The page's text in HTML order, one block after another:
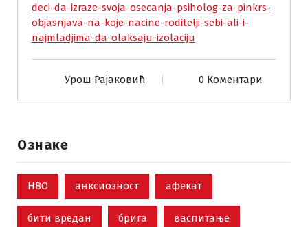
deci-da-izraze-svoja-osecanja-psiholog-za-pinkrs-
objasnjava-na-koje-nacine-roditelji-sebi-ali-i-
najmladjima-da-olaksaju-izolaciju
Урош Рајаковић 0 Коментари
Ознаке
НВО анксиозност афекат
бити вредан брига васпитање